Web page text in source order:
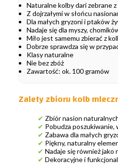
Naturalne kolby dari zebrane z
Z dojrzałymi w słońcu
Dla małych gryzoni i ptaków
Nadaje się dla myszy,
Miło jest samemu zbierać z
Dobrze sprawdza się w
Klasy naturalne
Nie bez zbóż
Zawartość: ok. 100 gramów
Zalety zbioru kolb
✔ Zbiór nasion
✔ Pobudza poszukiwanie,
✔ Zabawa dla małych
✔ Piękny, naturalny
✔ Nadaje się również jako
✔ Dekoracyjne i